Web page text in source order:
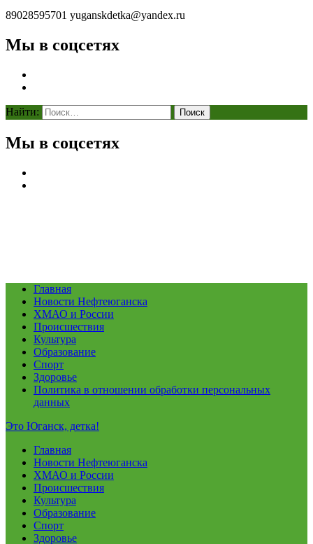
89028595701 yuganskdetka@yandex.ru
Мы в соцсетях
Найти:
Мы в соцсетях
Главная
Новости Нефтеюганска
ХМАО и России
Происшествия
Культура
Образование
Спорт
Здоровье
Политика в отношении обработки персональных
данных
Это Юганск, детка!
Главная
Новости Нефтеюганска
ХМАО и России
Происшествия
Культура
Образование
Спорт
Здоровье